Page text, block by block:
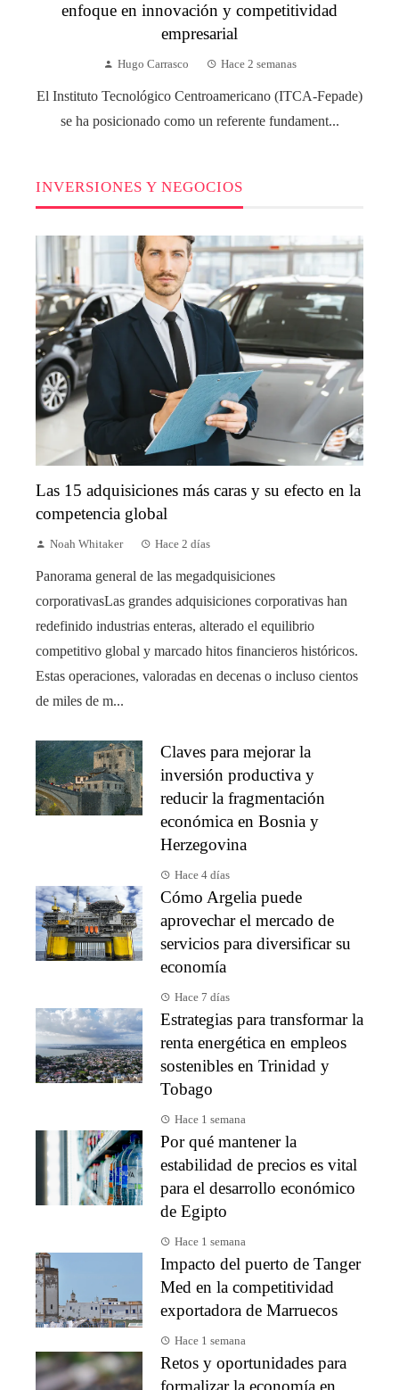
enfoque en innovación y competitividad
empresarial
Hugo Carrasco Hace 2 semanas
El Instituto Tecnológico Centroamericano (ITCA-Fepade)
se ha posicionado como un referente fundament...
INVERSIONES Y NEGOCIOS
Las 15 adquisiciones más caras y su efecto en la
competencia global
Noah Whitaker Hace 2 días
Panorama general de las megadquisiciones
corporativasLas grandes adquisiciones corporativas han
redefinido industrias enteras, alterado el equilibrio
competitivo global y marcado hitos financieros históricos.
Estas operaciones, valoradas en decenas o incluso cientos
de miles de m...
Claves para mejorar la
inversión productiva y
reducir la fragmentación
económica en Bosnia y
Herzegovina
Hace 4 días
Cómo Argelia puede
aprovechar el mercado de
servicios para diversificar su
economía
Hace 7 días
Estrategias para transformar la
renta energética en empleos
sostenibles en Trinidad y
Tobago
Hace 1 semana
Por qué mantener la
estabilidad de precios es vital
para el desarrollo económico
de Egipto
Hace 1 semana
Impacto del puerto de Tanger
Med en la competitividad
exportadora de Marruecos
Hace 1 semana
Retos y oportunidades para
formalizar la economía en